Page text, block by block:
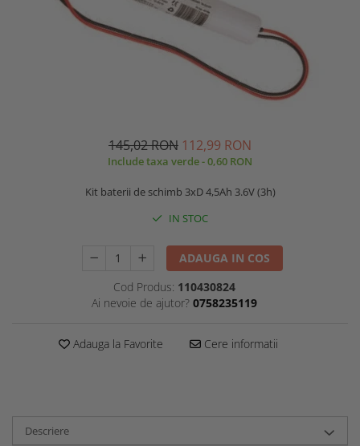
145,02 RON 112,99 RON
Include taxa verde - 0,60 RON
Kit baterii de schimb 3xD 4,5Ah 3.6V (3h)
IN STOC
ADAUGA IN COS
Cod Produs: 110430824
Ai nevoie de ajutor? 0758235119
Adauga la Favorite Cere informatii
Descriere